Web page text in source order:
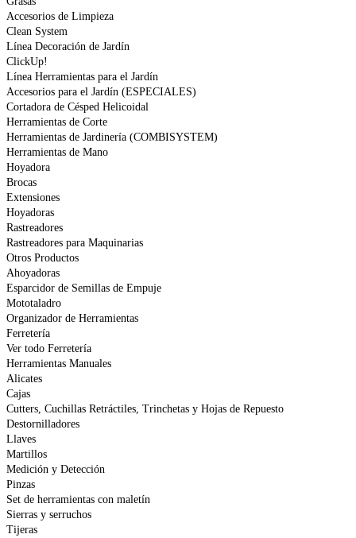
Accesorios de Limpieza
Clean System
Línea Decoración de Jardín
ClickUp!
Línea Herramientas para el Jardín
Accesorios para el Jardín (ESPECIALES)
Cortadora de Césped Helicoidal
Herramientas de Corte
Herramientas de Jardinería (COMBISYSTEM)
Herramientas de Mano
Hoyadora
Brocas
Extensiones
Hoyadoras
Rastreadores
Rastreadores para Maquinarias
Otros Productos
Ahoyadoras
Esparcidor de Semillas de Empuje
Mototaladro
Organizador de Herramientas
Ferretería
Ver todo Ferretería
Herramientas Manuales
Alicates
Cajas
Cutters, Cuchillas Retráctiles, Trinchetas y Hojas de Repuesto
Destornilladores
Llaves
Martillos
Medición y Detección
Pinzas
Set de herramientas con maletín
Sierras y serruchos
Tijeras